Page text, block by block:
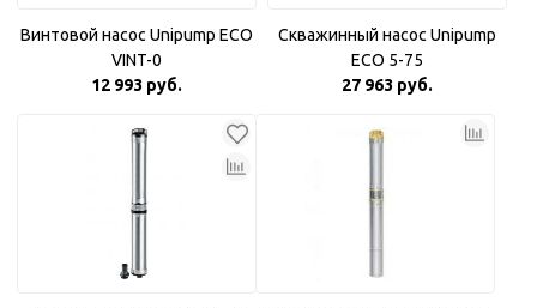
Винтовой насос Unipump ECO
VINT-0
12 993 руб.
Скважинный насос Unipump
ECO 5-75
27 963 руб.